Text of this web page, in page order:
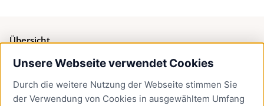
Unsere Webseite verwendet Cookies
Durch die weitere Nutzung der Webseite stimmen Sie
der Verwendung von Cookies in ausgewähltem Umfang
Übersicht
Bürgerservice
Presse
Newsletter Lübeck:kompakt